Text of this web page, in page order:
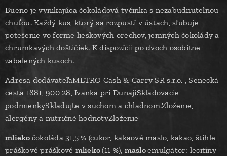
Bueno je vynikajúca čokoládová tyčinka s nezabudnuteľnou
chuťou. Každý kus, ktorý sa rozpustí v ústach, sľubuje
potešenie vo forme lieskových orechov, jemných čokolády a
chrumkavých doštičiek. K dispozícii po dvoch osobitne
zabalených kusoch.
Adresa dodávateľaMETRO Cash & Carry SR s.r.o. , Senecká
cesta 1881, 900 28, Ivanka pri DunajiSkladovacie
podmienkySkladujte v suchom a chladnom.Zloženie,
alergény a nutričné hodnotyZloženie
mlieko čokoláda 31,5 % (cukor, kakaové maslo, kakao, štíhle
práškové práškové mlieko(11 %), masloemulgátor: lecitíny